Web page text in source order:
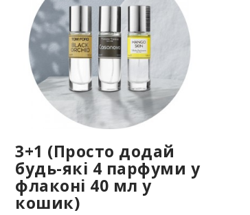
3+1 (Просто додай
будь-які 4 парфуми у
флаконі 40 мл у
кошик)